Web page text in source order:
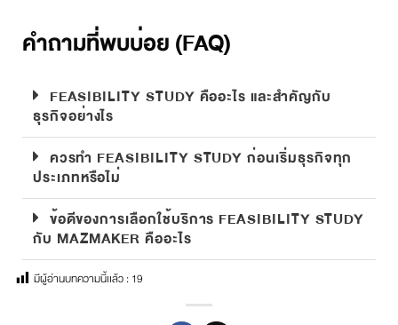
คำถามที่พบบ่อย (FAQ)
FEASIBILITY STUDY คืออะไร และสำคัญกับ
ธุรกิจอย่างไร
ควรทำ FEASIBILITY STUDY ก่อนเริ่มธุรกิจทุก
ประเภทหรือไม่
ข้อดีของการเลือกใช้บริการ FEASIBILITY STUDY
กับ MAZMAKER คืออะไร
มีผู้อ่านบทความนี้เเล้ว :19